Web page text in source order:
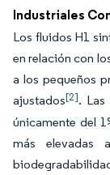
Industriales
Los fluidos H1
en relación con
a los pequeños
ajustados[2]. Las
únicamente del
más elevadas